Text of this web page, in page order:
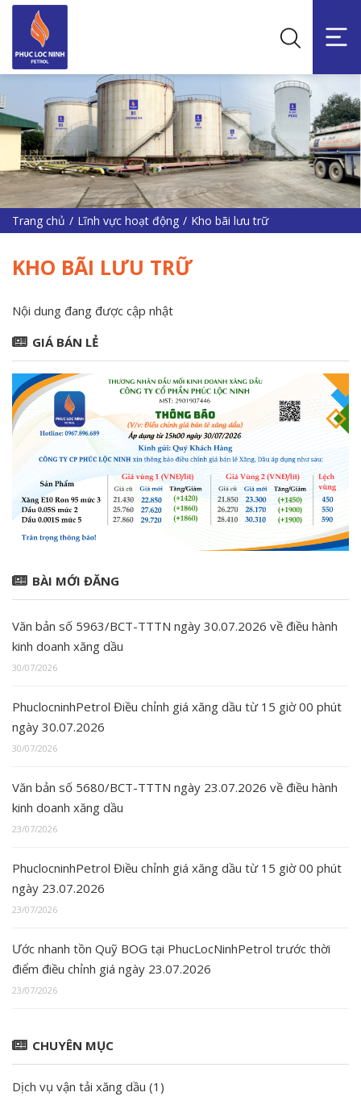
Trang chủ / Lĩnh vực hoạt động / Kho bãi lưu trữ
KHO BÃI LƯU TRỮ
Nội dung đang được cập nhật
GIÁ BÁN LẺ
BÀI MỚI ĐĂNG
Văn bản số 5963/BCT-TTTN ngày 30.07.2026 về điều hành
kinh doanh xăng dầu
30/07/2026
PhuclocninhPetrol Điều chỉnh giá xăng dầu từ 15 giờ 00 phút
ngày 30.07.2026
30/07/2026
Văn bản số 5680/BCT-TTTN ngày 23.07.2026 về điều hành
kinh doanh xăng dầu
23/07/2026
PhuclocninhPetrol Điều chỉnh giá xăng dầu từ 15 giờ 00 phút
ngày 23.07.2026
23/07/2026
Ước nhanh tồn Quỹ BOG tại PhucLocNinhPetrol trước thời
điểm điều chỉnh giá ngày 23.07.2026
23/07/2026
CHUYÊN MỤC
Dịch vụ vận tải xăng dầu (1)